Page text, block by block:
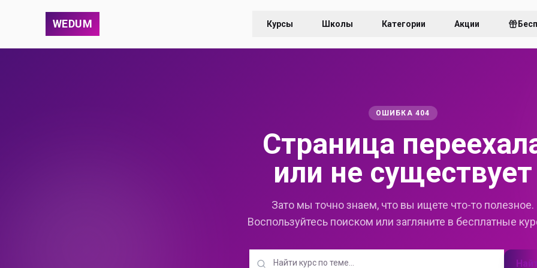
WEDUM Курсы Школы Категории Акции
ОШИБКА 404
Страница
или не существует
Зато мы точно знаем, что вы ищете что-то полезное.
Воспользуйтесь поиском или загляните в бесплатные